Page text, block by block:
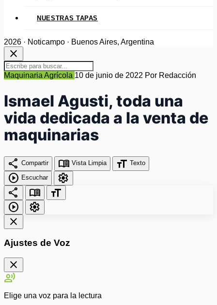
NUESTRAS TAPAS
2026 · Noticampo · Buenos Aires, Argentina
close
Maquinaria Agrícola 10 de junio de 2022 Por Redacción
Ismael Agusti, toda una
vida dedicada a la venta de
maquinarias
share Compartir menu_book Vista Limpia format_size Texto
play_circle Escuchar
settings
share
menu_book
format_size
play_circle
settings
close
Ajustes de Voz
close
record_voice_over
Elige una voz para la lectura